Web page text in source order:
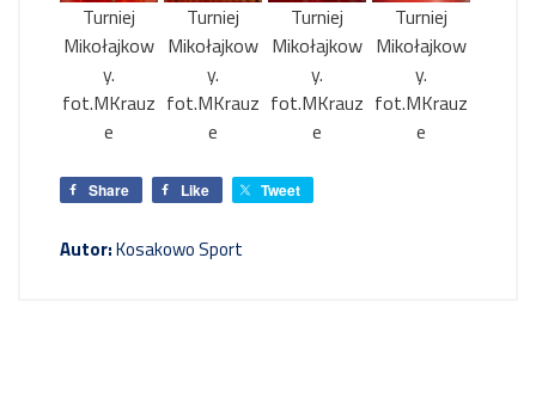
Turniej
Mikołajkow
y.
fot.MKrauz
e
Turniej
Mikołajkow
y.
fot.MKrauz
e
Turniej
Mikołajkow
y.
fot.MKrauz
e
Turniej
Mikołajkow
y.
fot.MKrauz
e
Share Like Tweet
Autor:Kosakowo Sport